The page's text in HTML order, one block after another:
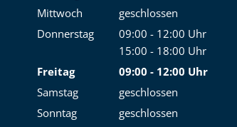
Von 09:00 bis 12:00 Uhr
Mittwoch
geschlossen
Donnerstag
09:00 - 12:00 Uhr
Von 09:00 bis 12:00 Uhr
15:00 - 18:00 Uhr
Von 15:00 bis 18:00 Uhr
Freitag 09:00 - 12:00 Uhr
Von 09:00 bis 12:00 Uhr
Samstag
geschlossen
Sonntag
geschlossen